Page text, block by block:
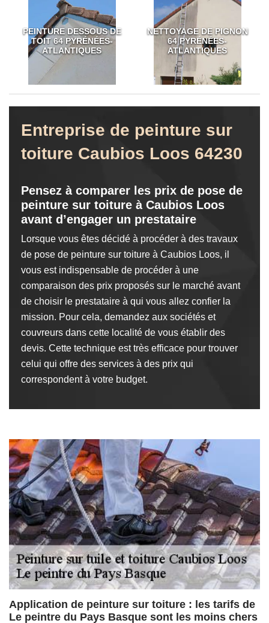
PEINTURE DESSOUS DE
TOIT 64 PYRÉNÉES-
ATLANTIQUES
NETTOYAGE DE PIGNON
64 PYRÉNÉES-
ATLANTIQUES
Entreprise de peinture sur
toiture Caubios Loos 64230
Pensez à comparer les prix de pose de
peinture sur toiture à Caubios Loos
avant d’engager un prestataire
Lorsque vous êtes décidé à procéder à des travaux
de pose de peinture sur toiture à Caubios Loos, il
vous est indispensable de procéder à une
comparaison des prix proposés sur le marché avant
de choisir le prestataire à qui vous allez confier la
mission. Pour cela, demandez aux sociétés et
couvreurs dans cette localité de vous établir des
devis. Cette technique est très efficace pour trouver
celui qui offre des services à des prix qui
correspondent à votre budget.
Application de peinture sur toiture : les tarifs de
Le peintre du Pays Basque sont les moins chers